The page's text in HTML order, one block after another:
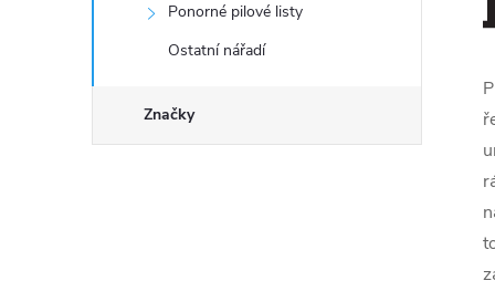
Ponorné pilové listy
Ostatní nářadí
Značky